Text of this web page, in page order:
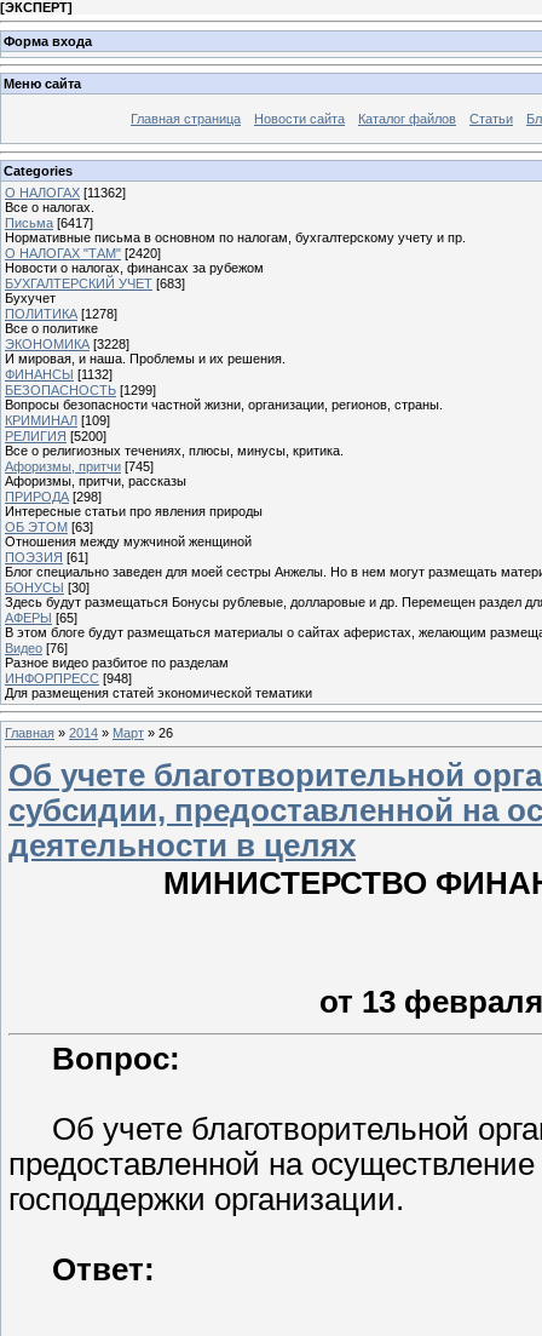
[ЭКСПЕРТ]
Форма входа
Меню сайта
Главная страница Новости сайта Каталог файлов Статьи
Categories
О НАЛОГАХ [11362]
Все о налогах.
Письма [6417]
Нормативные письма в основном по налогам, бухгалтерскому учету и пр.
О НАЛОГАХ "ТАМ" [2420]
Новости о налогах, финансах за рубежом
БУХГАЛТЕРСКИЙ УЧЕТ [683]
Бухучет
ПОЛИТИКА [1278]
Все о политике
ЭКОНОМИКА [3228]
И мировая, и наша. Проблемы и их решения.
ФИНАНСЫ [1132]
БЕЗОПАСНОСТЬ [1299]
Вопросы безопасности частной жизни, организации, регионов, страны.
КРИМИНАЛ [109]
РЕЛИГИЯ [5200]
Все о религиозных течениях, плюсы, минусы, критика.
Афоризмы, притчи [745]
Афоризмы, притчи, рассказы
ПРИРОДА [298]
Интересные статьи про явления природы
ОБ ЭТОМ [63]
Отношения между мужчиной женщиной
ПОЭЗИЯ [61]
Блог специально заведен для моей сестры Анжелы. Но в нем могут размещать
БОНУСЫ [30]
Здесь будут размещаться Бонусы рублевые, долларовые и др. Перемещен раздел
АФЕРЫ [65]
В этом блоге будут размещаться материалы о сайтах аферистах, желающим
Видео [76]
Разное видео разбитое по разделам
ИНФОРПРЕСС [948]
Для размещения статей экономической тематики
Главная » 2014 » Март » 26
Об учете благотворительной
субсидии, предоставленной на
деятельности в целях
МИНИСТЕРСТВО
от 13 февраля
Вопрос:
Об учете благотворительной
предоставленной на
господдержки организации.
Ответ: